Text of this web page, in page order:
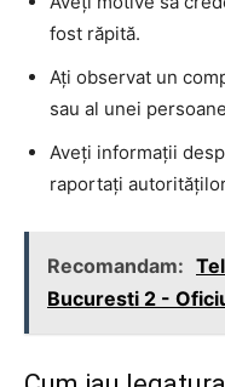
fost răpită.
Ați observat un
sau al unei
Aveți informații
raportați
Recomandam:
Bucuresti 2 -